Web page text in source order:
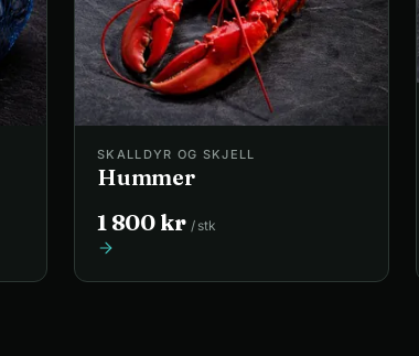
SKALLDYR OG SKJELL
Hummer
1 800 kr / stk